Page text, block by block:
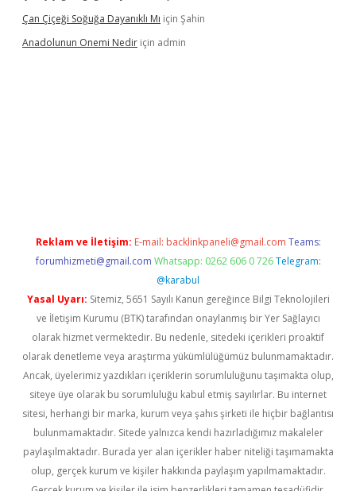
Çan Çiçeği Soğuğa Dayanıklı Mı için Şahin
Anadolunun Onemi Nedir için admin
Reklam ve İletişim: E-mail: backlinkpaneli@gmail.com Teams:
forumhizmeti@gmail.com Whatsapp: 0262 606 0 726 Telegram:
@karabul
Yasal Uyarı: Sitemiz, 5651 Sayılı Kanun gereğince Bilgi Teknolojileri
ve İletişim Kurumu (BTK) tarafından onaylanmış bir Yer Sağlayıcı
olarak hizmet vermektedir. Bu nedenle, sitedeki içerikleri proaktif
olarak denetleme veya araştırma yükümlülüğümüz bulunmamaktadır.
Ancak, üyelerimiz yazdıkları içeriklerin sorumluluğunu taşımakta olup,
siteye üye olarak bu sorumluluğu kabul etmiş sayılırlar. Bu internet
sitesi, herhangi bir marka, kurum veya şahıs şirketi ile hiçbir bağlantısı
bulunmamaktadır. Sitede yalnızca kendi hazırladığımız makaleler
paylaşılmaktadır. Burada yer alan içerikler haber niteliği taşımamakta
olup, gerçek kurum ve kişiler hakkında paylaşım yapılmamaktadır.